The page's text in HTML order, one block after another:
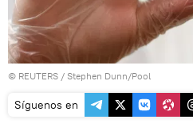
© REUTERS / Stephen Dunn/Pool
Síguenos en